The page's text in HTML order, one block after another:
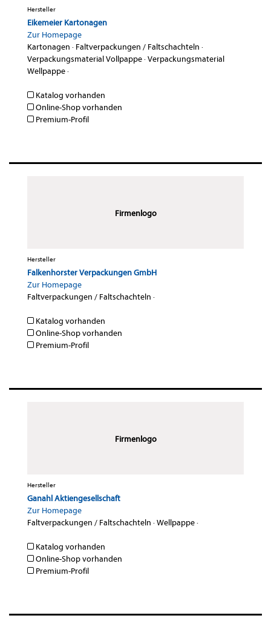
Hersteller
Eikemeier Kartonagen
Zur Homepage
Kartonagen · Faltverpackungen / Faltschachteln ·
Verpackungsmaterial Vollpappe·Verpackungsmaterial
Wellpappe·
Katalog vorhanden
Online-Shop vorhanden
Premium-Profil
Firmenlogo
Hersteller
Falkenhorster Verpackungen GmbH
Zur Homepage
Faltverpackungen / Faltschachteln ·
Katalog vorhanden
Online-Shop vorhanden
Premium-Profil
Firmenlogo
Hersteller
Ganahl Aktiengesellschaft
Zur Homepage
Faltverpackungen / Faltschachteln ·Wellpappe·
Katalog vorhanden
Online-Shop vorhanden
Premium-Profil